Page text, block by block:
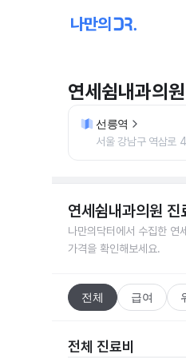
연세쉼내과의원
선릉역
서울 강남구 역삼로
연세쉼내과의원 진
나만의닥터에서 수집한 연
가격을 확인해보세요.
전체 급여
전체 진료비